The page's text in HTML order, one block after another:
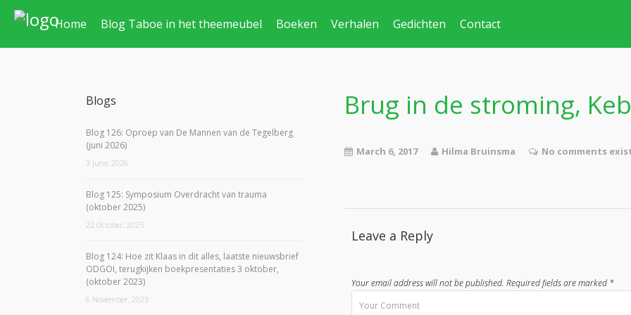
Home Blog Taboe in het theemeubel Boeken Verhalen Gedichten Contact
Brug in de stroming,
March 6, 2017 Hilma Bruinsma No comments
Leave a Reply
Your email address will not be published. Required fields are marked *
Blogs
Blog 126: Oproep van De Mannen van de Tegelberg
(juni 2026)
3 June, 2026
Blog 125: Symposium Overdracht van trauma
(oktober 2025)
22 October, 2025
Blog 124: Hoe zit Klaas in dit alles, laatste nieuwsbrief
ODGOI, terugkijken boekpresentaties 3 oktober,
(oktober 2023)
6 November, 2023